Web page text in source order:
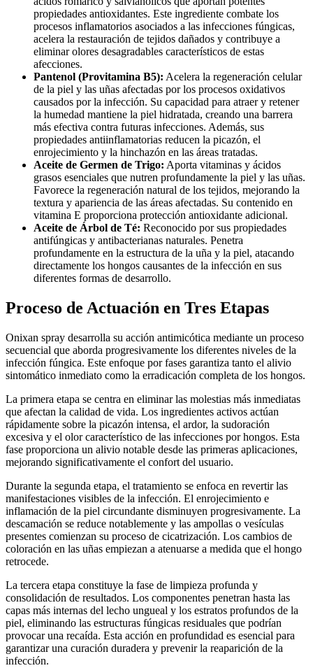
propiedades antioxidantes. Este ingrediente combate los
procesos inflamatorios asociados a las infecciones fúngicas,
acelera la restauración de tejidos dañados y contribuye a
eliminar olores desagradables característicos de estas
afecciones.
Pantenol (Provitamina B5): Acelera la regeneración celular
de la piel y las uñas afectadas por los procesos oxidativos
causados por la infección. Su capacidad para atraer y retener
la humedad mantiene la piel hidratada, creando una barrera
más efectiva contra futuras infecciones. Además, sus
propiedades antiinflamatorias reducen la picazón, el
enrojecimiento y la hinchazón en las áreas tratadas.
Aceite de Germen de Trigo: Aporta vitaminas y ácidos
grasos esenciales que nutren profundamente la piel y las uñas.
Favorece la regeneración natural de los tejidos, mejorando la
textura y apariencia de las áreas afectadas. Su contenido en
vitamina E proporciona protección antioxidante adicional.
Aceite de Árbol de Té: Reconocido por sus propiedades
antifúngicas y antibacterianas naturales. Penetra
profundamente en la estructura de la uña y la piel, atacando
directamente los hongos causantes de la infección en sus
diferentes formas de desarrollo.
Proceso de Actuación en Tres Etapas
Onixan spray desarrolla su acción antimicótica mediante un proceso
secuencial que aborda progresivamente los diferentes niveles de la
infección fúngica. Este enfoque por fases garantiza tanto el alivio
sintomático inmediato como la erradicación completa de los hongos.
La primera etapa se centra en eliminar las molestias más inmediatas
que afectan la calidad de vida. Los ingredientes activos actúan
rápidamente sobre la picazón intensa, el ardor, la sudoración
excesiva y el olor característico de las infecciones por hongos. Esta
fase proporciona un alivio notable desde las primeras aplicaciones,
mejorando significativamente el confort del usuario.
Durante la segunda etapa, el tratamiento se enfoca en revertir las
manifestaciones visibles de la infección. El enrojecimiento e
inflamación de la piel circundante disminuyen progresivamente. La
descamación se reduce notablemente y las ampollas o vesículas
presentes comienzan su proceso de cicatrización. Los cambios de
coloración en las uñas empiezan a atenuarse a medida que el hongo
retrocede.
La tercera etapa constituye la fase de limpieza profunda y
consolidación de resultados. Los componentes penetran hasta las
capas más internas del lecho ungueal y los estratos profundos de la
piel, eliminando las estructuras fúngicas residuales que podrían
provocar una recaída. Esta acción en profundidad es esencial para
garantizar una curación duradera y prevenir la reaparición de la
infección.